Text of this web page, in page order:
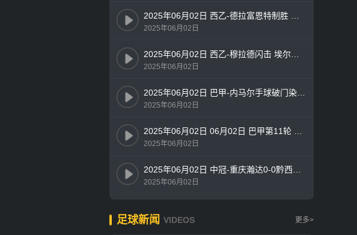
2025年06月02日 西乙-德拉富恩特制胜 莱万特1-0埃瓦尔夺冠升西甲
2025年06月02日
2025年06月02日 西乙-穆拉德闪击 埃尔切4-0大胜拉科第二升西甲
2025年06月02日
2025年06月02日 巴甲-内马尔手球破门染红 桑托斯0-1遭博塔弗戈绝杀
2025年06月02日
2025年06月02日 06月02日 巴甲第11轮 桑托斯vs博塔弗戈 精彩片段
2025年06月02日
2025年06月02日 中冠-重庆瀚达0-0黔西南栩烽棠 双方握手言和
2025年06月02日
足球新闻 VIDEOS 更多>